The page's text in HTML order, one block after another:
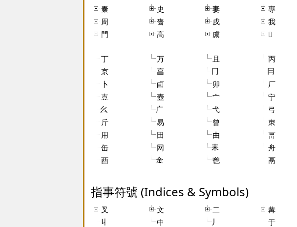
秦 史 妻 專
周
嗇 戌 我
門
高 鬳 𠓛
丁 万 且 丙
京
亯 冂 冃
卜
卣 卯 厂
壴
壺 宀 宁
幺
广 弋 弓
斤
易 曾 朿
用
田 由 畐
缶
网 耒 舟
酉
金 鬯 鬲
指事符號 (Indices & Symbols)
叉 文 二 冓
丩
中 丿 于